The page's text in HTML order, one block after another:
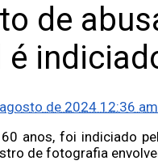
de
de 2024 12:36 am
anos, foi indiciado
de fotografia